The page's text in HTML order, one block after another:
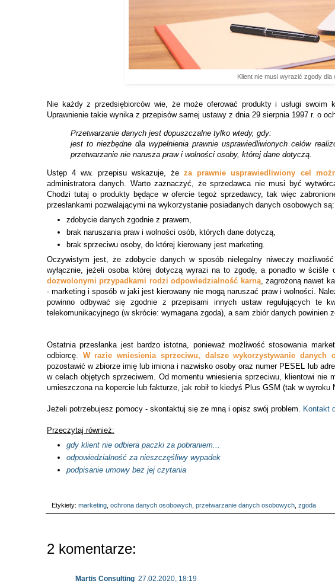
Klient nie musi wyrazić zgody
Nie każdy z przedsiębiorców wie, że może oferować produkty i usługi swoim
Uprawnienie takie wynika z przepisów samej ustawy z dnia 29 sierpnia 1997 r. o
Przetwarzanie danych jest dopuszczalne tylko wtedy, gdy:
jest to niezbędne dla wypełnienia prawnie usprawiedliwionych celów
przetwarzanie nie narusza praw i wolności osoby, której dane dotyczą.
Ustęp 4 ww. przepisu wskazuje, żeza prawnie usprawiedliwiony cel
administratoradanych. Warto zaznaczyć, że sprzedawca nie musi być
Chodzi tutaj o produkty będące w ofercie tegoż sprzedawcy, tak więc
przesłankami pozwalającymi na wykorzystanie posiadanych danych osobowych są:
zdobycie danych zgodnie z prawem,
brak naruszania praw i wolności osób, których dane dotyczą,
brak sprzeciwu osoby, do której kierowany jest marketing.
Oczywistym jest, że zdobycie danych w sposób nielegalny niweczy
wyłącznie, jeżeli osoba której dotyczą wyrazi na to zgodę, a ponadto w ściśle
dozwolonymi przypadkami rodzi odpowiedzialność karną, zagrożoną nawet
- marketing i sposób w jaki jest kierowany nie mogą naruszać praw i wolności.
powinno odbywać się zgodnie z przepisami innych ustaw regulujących te
telekomunikacyjnego (w skrócie: wymagana zgoda), a sam zbiór danych powinien
Ostatnia przesłanka jest bardzo istotna, ponieważ możliwość stosowania
odbiorcę. W razie wniesienia sprzeciwu, dalsze wykorzystywanie danych
pozostawić w zbiorze imię lub imiona i nazwisko osoby oraz numer PESEL lub
w celach objętych sprzeciwem. Od momentu wniesienia sprzeciwu, klientowi nie
umieszczona na kopercie lub fakturze, jak robił to kiedyś Plus GSM (tak w wyroku
Jeżeli potrzebujesz pomocy - s kontaktuj się ze mną i opisz swój problem. Kontakt
Przeczytaj również:
gdy klient nie odbiera paczki za pobraniem...
odpowiedzialność za nieszczęśliwy wypadek
podpisanie umowy bez jej czytania
Etykiety: marketing ochrona danych osobowych przetwarzanie danych osobowych zgoda
2 komentarze:
Martis Consulting 27.02.2020, 18:19